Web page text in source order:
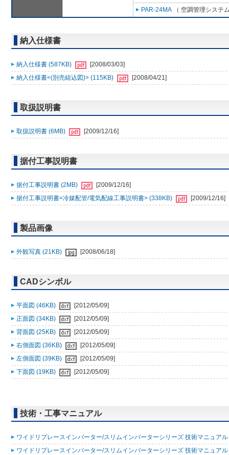
PAR-24MA （ 空調管理システ
納入仕様書
納入仕様書 (587KB)
[2008/03/03]
納入仕様書<(別売組込図)> (115KB)
[2008/04/21]
取扱説明書
取扱説明書 (6MB) [2009/12/16]
据付工事説明書
据付工事説明書 (2MB)
[2009/12/16]
据付工事説明書<冷媒配管/電気配線工事説明書> (338KB)
[2009/12/16]
製品画像
外観写真 (21KB) [2008/06/18]
CADシンボル
平面図 (46KB)
[2012/05/09]
正面図 (34KB)
[2012/05/09]
背面図 (25KB)
[2012/05/09]
右側面図 (36KB)
[2012/05/09]
左側面図 (39KB)
[2012/05/09]
下面図 (19KB)
[2012/05/09]
技術・工事マニュアル
ワイドリプレースインバーター/スリムインバーターシリーズ 技術マニュア
ワイドリプレースインバーター/スリムインバーターシリーズ 技術マニュア